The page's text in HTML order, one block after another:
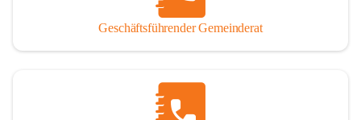
Geschäftsführender Gemeinderat